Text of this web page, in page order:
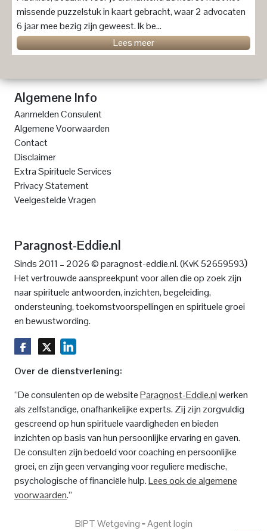
missende puzzelstuk in kaart gebracht, waar 2 advocaten
6 jaar mee bezig zijn geweest. Ik be...
Lees meer
Algemene Info
Aanmelden Consulent
Algemene Voorwaarden
Contact
Disclaimer
Extra Spirituele Services
Privacy Statement
Veelgestelde Vragen
Paragnost-Eddie.nl
Sinds 2011 – 2026 © paragnost-eddie.nl. (KvK 52659593)
Het vertrouwde aanspreekpunt voor allen die op zoek zijn
naar spirituele antwoorden, inzichten, begeleiding,
ondersteuning, toekomstvoorspellingen en spirituele groei
en bewustwording.
Over de dienstverlening:
“De consulenten op de websiteParagnost-Eddie.nlwerken
als zelfstandige, onafhankelijke experts. Zij zijn zorgvuldig
gescreend op hun spirituele vaardigheden en bieden
inzichten op basis van hun persoonlijke ervaring en gaven.
De consulten zijn bedoeld voor coaching en persoonlijke
groei, en zijn geen vervanging voor reguliere medische,
psychologische of financiële hulp.Lees ook de algemene
voorwaarden.”
BIPT Wetgeving‐Agent login